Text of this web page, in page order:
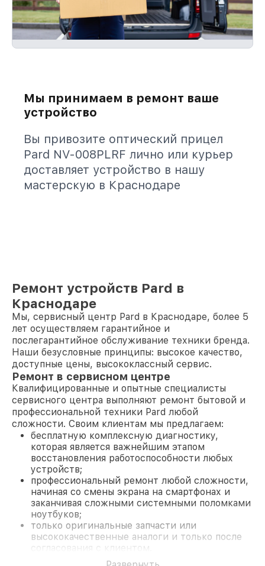
Мы принимаем в ремонт ваше
устройство
Вы привозите оптический прицел
Pard NV-008PLRF лично или курьер
доставляет устройство в нашу
мастерскую в Краснодаре
Ремонт устройств Pard в
Краснодаре
Мы, сервисный центр Pard в Краснодаре, более 5
лет осуществляем гарантийное и
послегарантийное обслуживание техники бренда.
Наши безусловные принципы: высокое качество,
доступные цены, высококлассный сервис.
Ремонт в сервисном центре
Квалифицированные и опытные специалисты
сервисного центра выполняют ремонт бытовой и
профессиональной техники Pard любой
сложности. Своим клиентам мы предлагаем:
бесплатную комплексную диагностику,
которая является важнейшим этапом
восстановления работоспособности любых
устройств;
профессиональный ремонт любой сложности,
начиная со смены экрана на смартфонах и
заканчивая сложными системными поломками
ноутбуков;
только оригинальные запчасти или
высококачественные аналоги и только после
согласования с клиентом.
На все работы и замененные комплектующие